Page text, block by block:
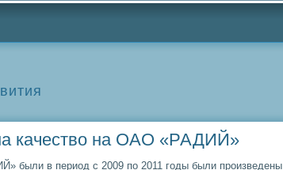
качество на ОАО «РАДИЙ»
были в период с 2009 по 2011 годы были произведены